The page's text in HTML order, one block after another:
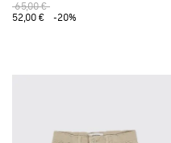
65,00 €
52,00 €
-20%